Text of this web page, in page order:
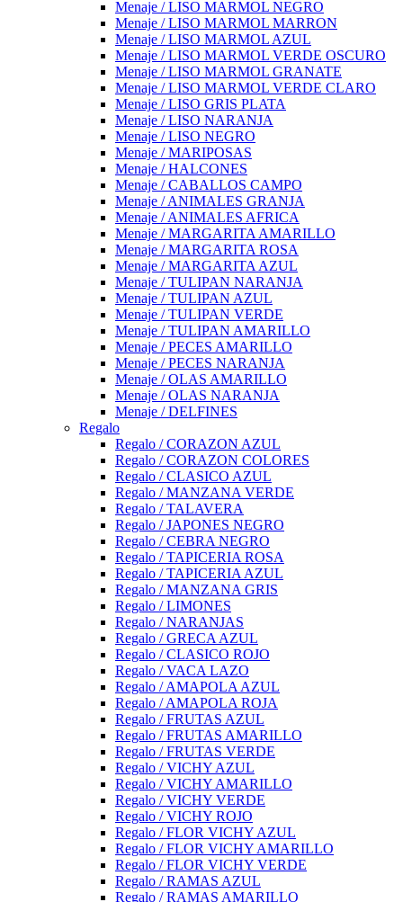
Menaje / LISO MARMOL NEGRO
Menaje / LISO MARMOL MARRON
Menaje / LISO MARMOL AZUL
Menaje / LISO MARMOL VERDE OSCURO
Menaje / LISO MARMOL GRANATE
Menaje / LISO MARMOL VERDE CLARO
Menaje / LISO GRIS PLATA
Menaje / LISO NARANJA
Menaje / LISO NEGRO
Menaje / MARIPOSAS
Menaje / HALCONES
Menaje / CABALLOS CAMPO
Menaje / ANIMALES GRANJA
Menaje / ANIMALES AFRICA
Menaje / MARGARITA AMARILLO
Menaje / MARGARITA ROSA
Menaje / MARGARITA AZUL
Menaje / TULIPAN NARANJA
Menaje / TULIPAN AZUL
Menaje / TULIPAN VERDE
Menaje / TULIPAN AMARILLO
Menaje / PECES AMARILLO
Menaje / PECES NARANJA
Menaje / OLAS AMARILLO
Menaje / OLAS NARANJA
Menaje / DELFINES
Regalo
Regalo / CORAZON AZUL
Regalo / CORAZON COLORES
Regalo / CLASICO AZUL
Regalo / MANZANA VERDE
Regalo / TALAVERA
Regalo / JAPONES NEGRO
Regalo / CEBRA NEGRO
Regalo / TAPICERIA ROSA
Regalo / TAPICERIA AZUL
Regalo / MANZANA GRIS
Regalo / LIMONES
Regalo / NARANJAS
Regalo / GRECA AZUL
Regalo / CLASICO ROJO
Regalo / VACA LAZO
Regalo / AMAPOLA AZUL
Regalo / AMAPOLA ROJA
Regalo / FRUTAS AZUL
Regalo / FRUTAS AMARILLO
Regalo / FRUTAS VERDE
Regalo / VICHY AZUL
Regalo / VICHY AMARILLO
Regalo / VICHY VERDE
Regalo / VICHY ROJO
Regalo / FLOR VICHY AZUL
Regalo / FLOR VICHY AMARILLO
Regalo / FLOR VICHY VERDE
Regalo / RAMAS AZUL
Regalo / RAMAS AMARILLO